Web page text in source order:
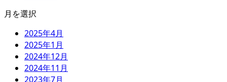
月を選択
2025年4月
2025年1月
2024年12月
2024年11月
2023年7月